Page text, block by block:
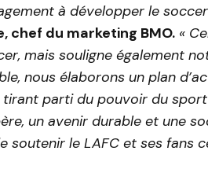
à développer le
, chef du marketing BMO. «
mais souligne également
nous élaborons un plan
tirant parti du pouvoir du
un avenir durable et une
soutenir le LAFC et ses fans